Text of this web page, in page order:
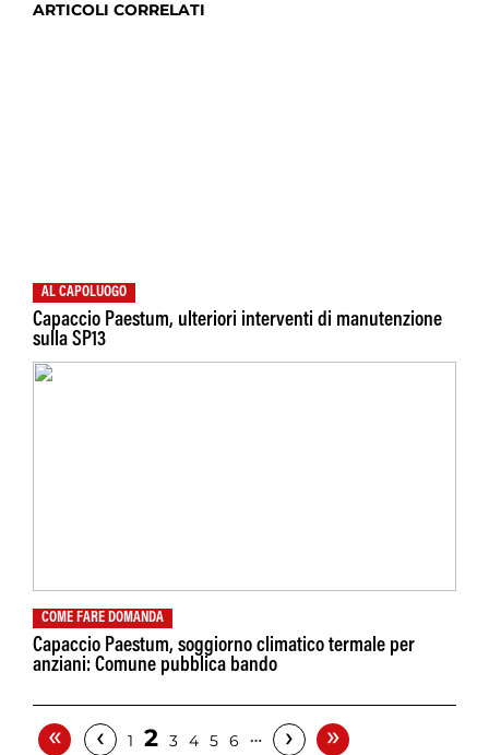
ARTICOLI CORRELATI
AL CAPOLUOGO
Capaccio Paestum, ulteriori interventi di manutenzione
sulla SP13
COME FARE DOMANDA
Capaccio Paestum, soggiorno climatico termale per
anziani: Comune pubblica bando
« ‹ 1 2 3 4 5 6 … › »